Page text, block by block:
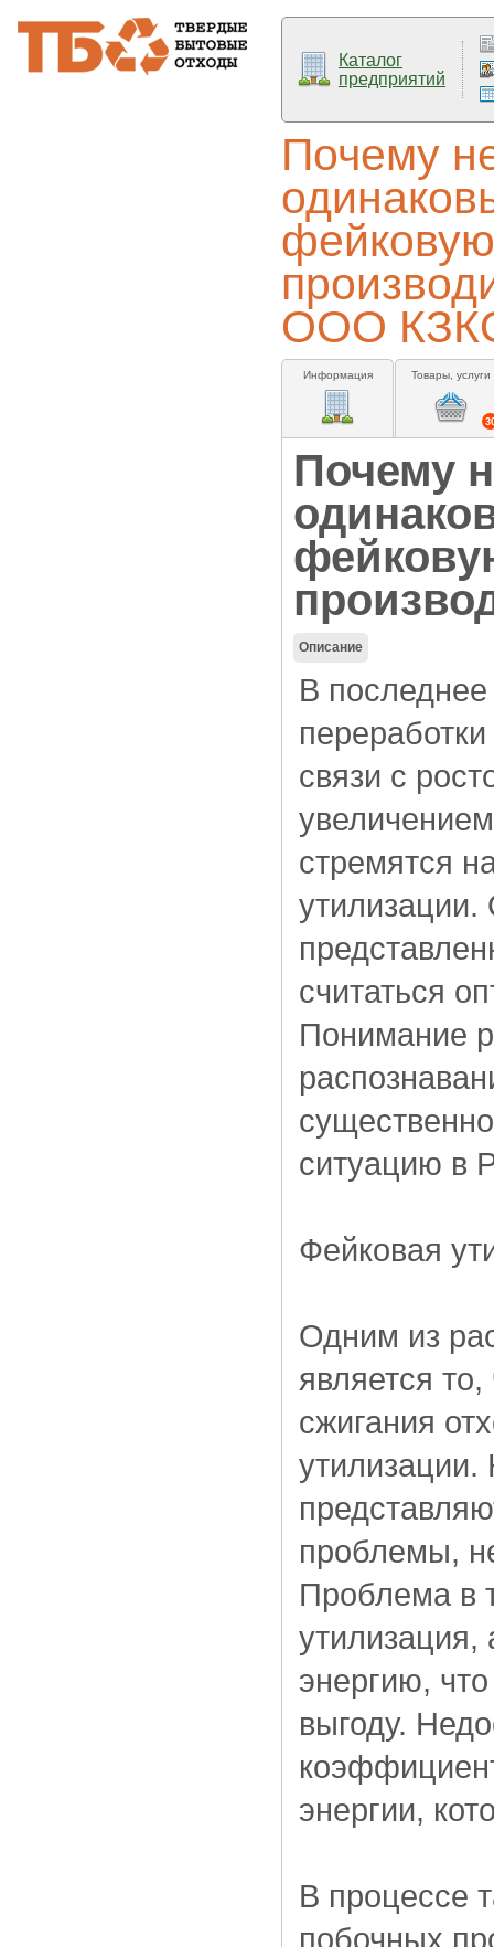
Каталог
предприятий
Почему
ООО
Информация Товары, услуги
Почему
Описание
В
связи с
стремятся
считаться
Понимание
ситуацию в
Фейковая
Одним из
является
сжигания
утилизации.
проблемы,
Проблема в
утилизация,
энергию,
выгоду.
энергии,
В процессе
побочных